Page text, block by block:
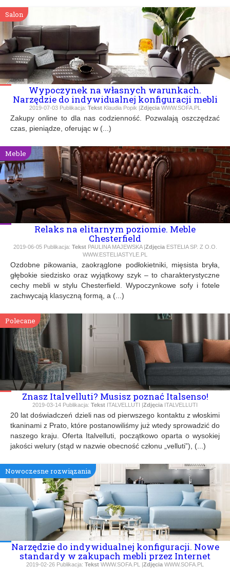
Salon
Wypoczynek na własnych warunkach.
Narzędzie do indywidualnej konfiguracji mebli
2019-07-03 Publikacja: Tekst Klaudia Popik |Zdjęcia WWW.SOFA.PL
Zakupy online to dla nas codzienność. Pozwalają oszczędzać
czas, pieniądze, oferując w (...)
Meble
Relaks na elitarnym poziomie. Meble
Chesterfield
2019-06-05Publikacja: Tekst PAULINA MAJEWSKA |Zdjęcia ESTELIA SP. Z O.O.
WWW.ESTELIASTYLE.PL
Ozdobne pikowania, zaokrąglone podłokietniki, mięsista bryła,
głębokie siedzisko oraz wyjątkowy szyk – to charakterystyczne
cechy mebli w stylu Chesterfield. Wypoczynkowe sofy i fotele
zachwycają klasyczną formą, a (...)
Polecane
Znasz Italvelluti? Musisz poznać Italsenso!
2019-03-14 Publikacja: Tekst ITALVELLUTI |Zdjęcia ITALVELLUTI
20 lat doświadczeń dzieli nas od pierwszego kontaktu z włoskimi
tkaninami z Prato, które postanowiliśmy już wtedy sprowadzić do
naszego kraju. Oferta Italvelluti, początkowo oparta o wysokiej
jakości welury (stąd w nazwie obecność członu „velluti”), (...)
Nowoczesne rozwiązania
Narzędzie do indywidualnej konfiguracji. Nowe
standardy w zakupach mebli przez Internet
2019-02-26 Publikacja: Tekst WWW.SOFA.PL |Zdjęcia WWW.SOFA.PL